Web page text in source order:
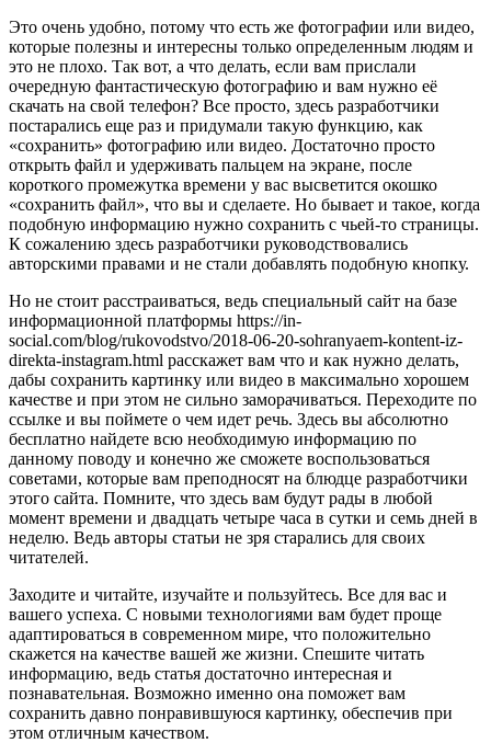
Это очень удобно, потому что есть же фотографии или видео,
которые полезны и интересны только определенным людям и
это не плохо. Так вот, а что делать, если вам прислали
очередную фантастическую фотографию и вам нужно её
скачать на свой телефон? Все просто, здесь разработчики
постарались еще раз и придумали такую функцию, как
«сохранить» фотографию или видео. Достаточно просто
открыть файл и удерживать пальцем на экране, после
короткого промежутка времени у вас высветится окошко
«сохранить файл», что вы и сделаете. Но бывает и такое, когда
подобную информацию нужно сохранить с чьей-то страницы.
К сожалению здесь разработчики руководствовались
авторскими правами и не стали добавлять подобную кнопку.
Но не стоит расстраиваться, ведь специальный сайт на базе
информационной платформы https://in-
social.com/blog/rukovodstvo/2018-06-20-sohranyaem-kontent-iz-
direkta-instagram.html расскажет вам что и как нужно делать,
дабы сохранить картинку или видео в максимально хорошем
качестве и при этом не сильно заморачиваться. Переходите по
ссылке и вы поймете о чем идет речь. Здесь вы абсолютно
бесплатно найдете всю необходимую информацию по
данному поводу и конечно же сможете воспользоваться
советами, которые вам преподносят на блюдце разработчики
этого сайта. Помните, что здесь вам будут рады в любой
момент времени и двадцать четыре часа в сутки и семь дней в
неделю. Ведь авторы статьи не зря старались для своих
читателей.
Заходите и читайте, изучайте и пользуйтесь. Все для вас и
вашего успеха. С новыми технологиями вам будет проще
адаптироваться в современном мире, что положительно
скажется на качестве вашей же жизни. Спешите читать
информацию, ведь статья достаточно интересная и
познавательная. Возможно именно она поможет вам
сохранить давно понравившуюся картинку, обеспечив при
этом отличным качеством.